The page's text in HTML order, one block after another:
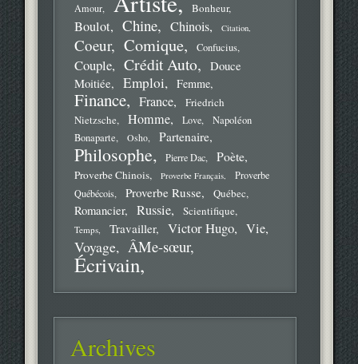
Amour Bonheur
Boulot Chine Chinois Citation
Coeur Comique Confucius
Couple Crédit Auto
Douce
Moitiée
Emploi Femme
Finance France
Friedrich
Nietzsche
Homme Love
Napoléon
Bonaparte
Osho Partenaire
Philosophe Pierre Dac Poète
Proverbe Chinois Proverbe Français
Proverbe
Québécois
Proverbe Russe Québec
Romancier Russie Scientifique
Temps Travailler Victor Hugo Vie
Voyage ÂMe-sœur
Écrivain
Archives